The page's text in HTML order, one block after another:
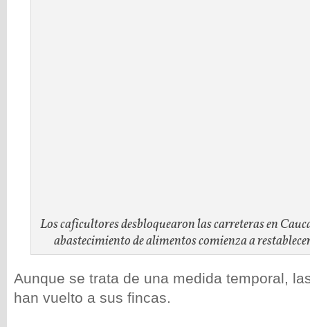
Los caficultores desbloquearon las carreteras en
abastecimiento de alimentos comienza a
Aunque se trata de una medida temporal,
han vuelto a sus fincas.